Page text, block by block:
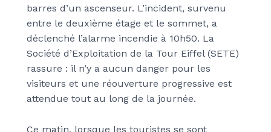
barres d’un ascenseur. L’incident, survenu
entre le deuxième étage et le sommet, a
déclenché l’alarme incendie à 10h50. La
Société d’Exploitation de la Tour Eiffel (SETE)
rassure : il n’y a aucun danger pour les
visiteurs et une réouverture progressive est
attendue tout au long de la journée.
Ce matin, lorsque les touristes se sont